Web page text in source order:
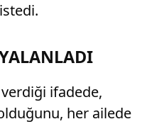
ifadede,
her ailede